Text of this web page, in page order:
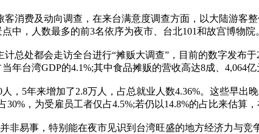
消费及动向调查，在来台满意度调查方面，以大陆游客
中，人数最多的前3名依序为夜市、台北101和故宫博物院
处都会走访全台进行“摊贩大调查”，目前的数字发布于
年台湾GDP的4.1%;其中食品摊贩的营收高达8成、4,064亿
5年来增加了2.8万人，占总就业人数4.36%。这些早出
30%，为受雇员工者仅占4.5%;若仍以14.8%的占比来估算
易事，特别能在夜市见识到台湾旺盛的地方经济力与竞